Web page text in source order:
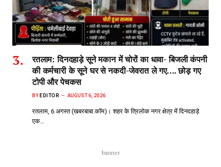
रतलाम: दिनदहाड़े सूने मकान में चोरों का धावा- बिजली कंपनी
की कर्मचारी के सूने घर से नकदी-जेवरात ले गए…. छोड़ गए
टोपी और पेचकस
BY EDITOR AUGUST 6, 2026
रतलाम, 6 अगस्त (खबरबाबा.कॉम)। शहर के त्रिलोक नगर क्षेत्र में दिनदहाड़े
एक…
banner